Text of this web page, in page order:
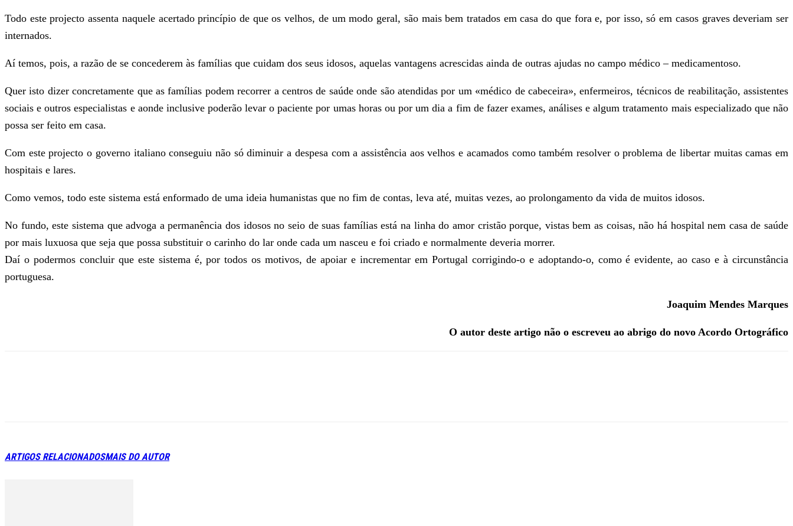
Todo este projecto assenta naquele acertado princípio de que os velhos, de um modo geral, são mais bem tratados em casa do que fora e, por isso, só em casos graves deveriam ser
internados.
Aí temos, pois, a razão de se concederem às famílias que cuidam dos seus idosos, aquelas vantagens acrescidas ainda de outras ajudas no campo médico – medicamentoso.
Quer isto dizer concretamente que as famílias podem recorrer a centros de saúde onde são atendidas por um «médico de cabeceira», enfermeiros, técnicos de reabilitação, assistentes
sociais e outros especialistas e aonde inclusive poderão levar o paciente por umas horas ou por um dia a fim de fazer exames, análises e algum tratamento mais especializado que não
possa ser feito em casa.
Com este projecto o governo italiano conseguiu não só diminuir a despesa com a assistência aos velhos e acamados como também resolver o problema de libertar muitas camas em
hospitais e lares.
Como vemos, todo este sistema está enformado de uma ideia humanistas que no fim de contas, leva até, muitas vezes, ao prolongamento da vida de muitos idosos.
No fundo, este sistema que advoga a permanência dos idosos no seio de suas famílias está na linha do amor cristão porque, vistas bem as coisas, não há hospital nem casa de saúde
por mais luxuosa que seja que possa substituir o carinho do lar onde cada um nasceu e foi criado e normalmente deveria morrer.
Daí o podermos concluir que este sistema é, por todos os motivos, de apoiar e incrementar em Portugal corrigindo-o e adoptando-o, como é evidente, ao caso e à circunstância
portuguesa.
Joaquim Mendes Marques
O autor deste artigo não o escreveu ao abrigo do novo Acordo Ortográfico
ARTIGOS RELACIONADOSMAIS DO AUTOR